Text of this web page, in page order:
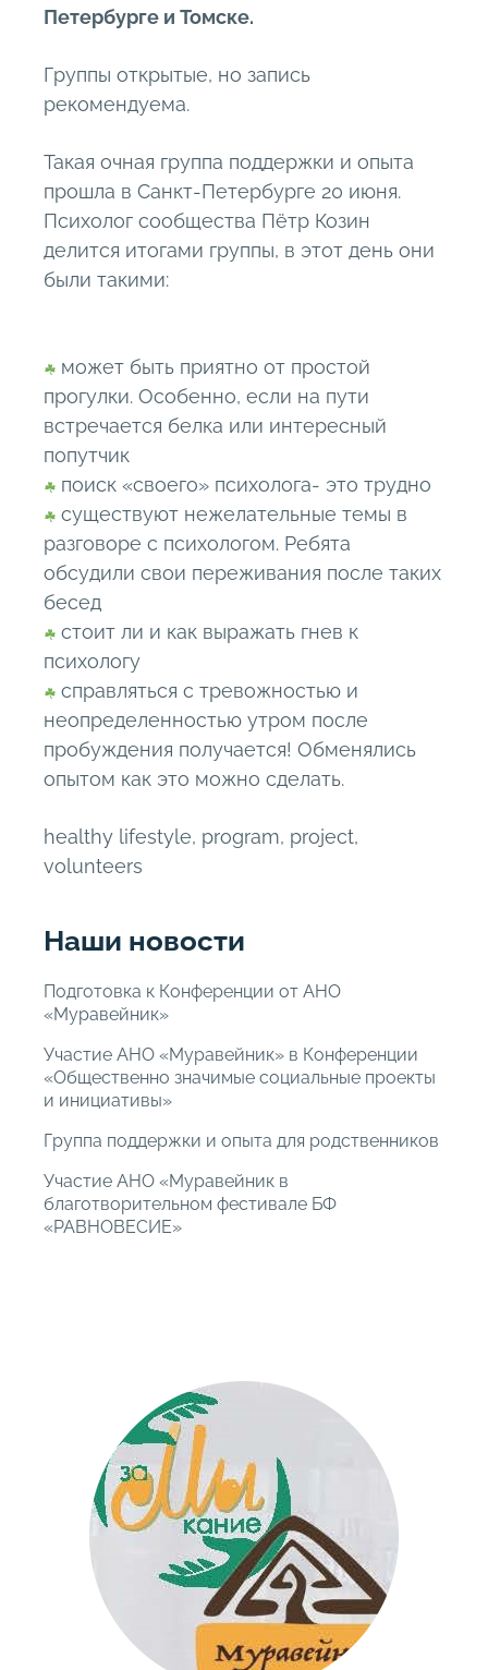
Петербурге и Томске.
Группы открытые, но запись
рекомендуема.
Такая очная группа поддержки и опыта
прошла в Санкт-Петербурге 20 июня.
Психолог сообщества Пётр Козин
делится итогами группы, в этот день они
были такими:
может быть приятно от простой
прогулки. Особенно, если на пути
встречается белка или интересный
попутчик
поиск «своего» психолога- это трудно
существуют нежелательные темы в
разговоре с психологом. Ребята
обсудили свои переживания после таких
бесед
стоит ли и как выражать гнев к
психологу
справляться с тревожностью и
неопределенностью утром после
пробуждения получается! Обменялись
опытом как это можно сделать.
healthy lifestyle, program, project,
volunteers
Наши новости
Подготовка к Конференции от АНО
«Муравейник»
Участие АНО «Муравейник» в Конференции
«Общественно значимые социальные проекты
и инициативы»
Группа поддержки и опыта для родственников
Участие АНО «Муравейник в
благотворительном фестивале БФ
«РАВНОВЕСИЕ»